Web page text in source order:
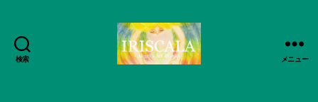
検索 メニュー